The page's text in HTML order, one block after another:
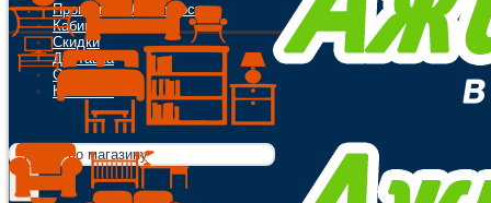
Программа Лояльности
Кабинет
Скидки
Доставка
Оплата
Контакты